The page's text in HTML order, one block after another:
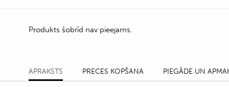
Produkts šobrīd nav pieejams.
APRAKSTS PRECES KOPŠANA PIEGĀDE UN